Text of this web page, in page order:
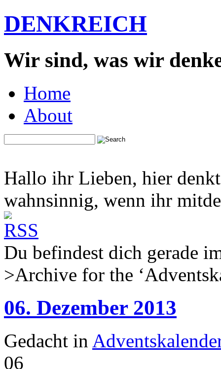
DENKREICH
Wir sind, was wir
Home
About
Hallo ihr Lieben, hier
wahnsinnig, wenn ihr
Du befindest dich gerade
>Archive for the ‘
06. Dezember 2013
Gedacht in
06